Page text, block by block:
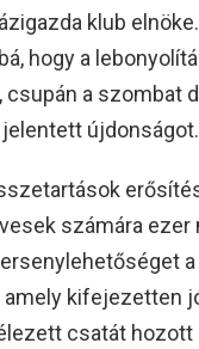
klub
hogy a
csupán a szombat
újdonságot.
számára ezer
a
kifejezetten
csatát hozott